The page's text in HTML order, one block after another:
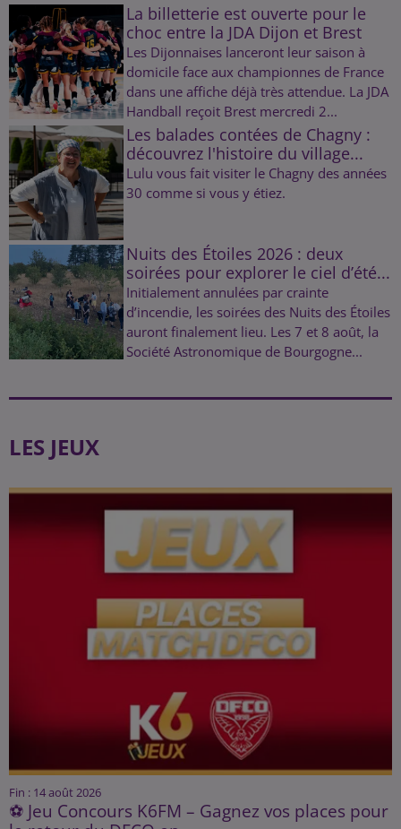
La billetterie est ouverte pour le
choc entre la JDA Dijon et Brest
Les Dijonnaises lanceront leur saison à
domicile face aux championnes de France
dans une affiche déjà très attendue. La JDA
Handball reçoit Brest mercredi 2...
Les balades contées de Chagny :
découvrez l'histoire du village...
Lulu vous fait visiter le Chagny des années
30 comme si vous y étiez.
Nuits des Étoiles 2026 : deux
soirées pour explorer le ciel d’été...
Initialement annulées par crainte
d’incendie, les soirées des Nuits des Étoiles
auront finalement lieu. Les 7 et 8 août, la
Société Astronomique de Bourgogne...
LES JEUX
Fin : 14 août 2026
⚽ Jeu Concours K6FM – Gagnez vos places pour